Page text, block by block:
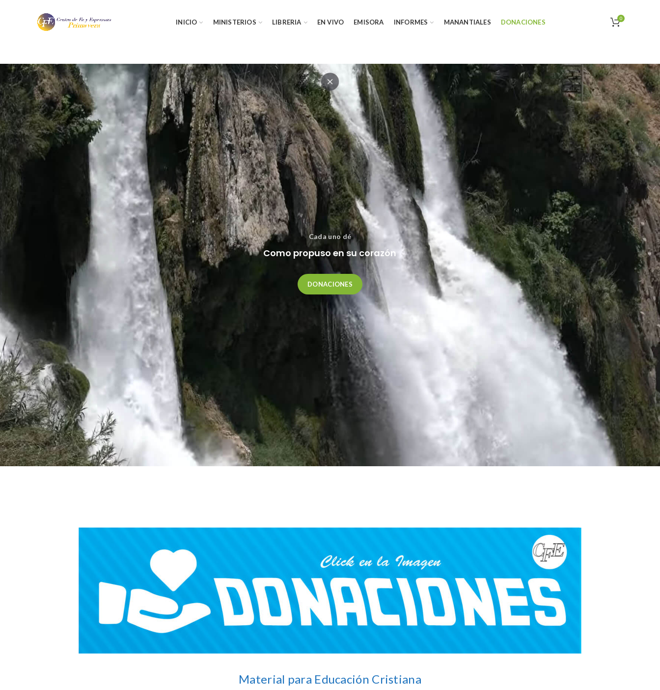
INICIO MINISTERIOS LIBRERIA EN VIVO EMISORA INFORMES MANANTIALES DONACIONES 0
Cada uno dé
Como propuso en su corazón
DONACIONES
Material para Educación Cristiana